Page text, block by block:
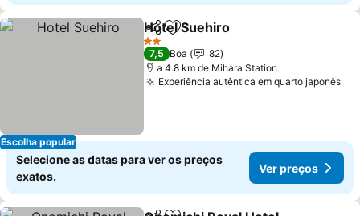
Escolha popular
PartilharAdicionar aos favoritos
Hotel Suehiro
2 Estrelas
7,5 Boa
82
a 4.8 km de Mihara Station
Experiência autêntica em quarto japonês
Selecione as datas para ver os preços
exatos.
Ver preços